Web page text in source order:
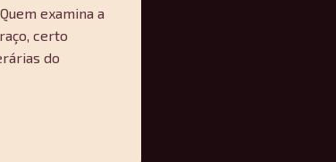
examina a
certo
do